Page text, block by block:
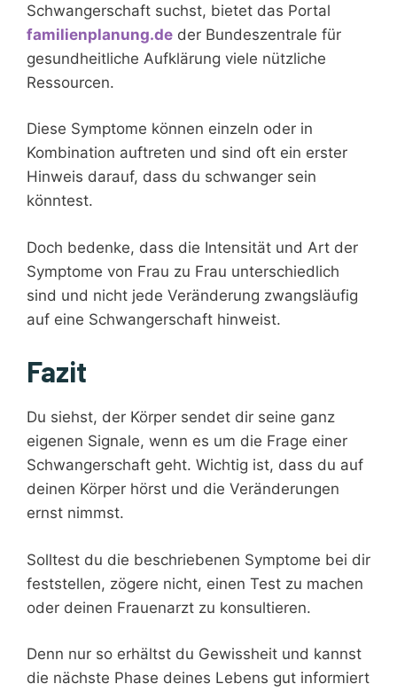
Schwangerschaft suchst, bietet das Portal
familienplanung.de der Bundeszentrale für
gesundheitliche Aufklärung viele nützliche
Ressourcen.
Diese Symptome können einzeln oder in
Kombination auftreten und sind oft ein erster
Hinweis darauf, dass du schwanger sein
könntest.
Doch bedenke, dass die Intensität und Art der
Symptome von Frau zu Frau unterschiedlich
sind und nicht jede Veränderung zwangsläufig
auf eine Schwangerschaft hinweist.
Fazit
Du siehst, der Körper sendet dir seine ganz
eigenen Signale, wenn es um die Frage einer
Schwangerschaft geht. Wichtig ist, dass du auf
deinen Körper hörst und die Veränderungen
ernst nimmst.
Solltest du die beschriebenen Symptome bei dir
feststellen, zögere nicht, einen Test zu machen
oder deinen Frauenarzt zu konsultieren.
Denn nur so erhältst du Gewissheit und kannst
die nächste Phase deines Lebens gut informiert